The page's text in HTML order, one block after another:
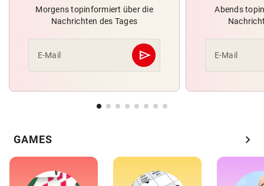
Morgens topinformiert über die
Nachrichten des Tages
E-Mail send
Abschicken
Abends
E-Mail
GAMES chevron_right